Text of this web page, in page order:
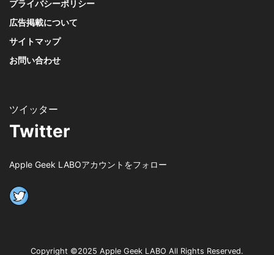
プライバシーポリシー
広告掲載について
サイトマップ
お問い合わせ
Twitter
Apple Geek LABOアカウントをフォロー
Copyright ©2025 Apple Geek LABO All Rights Reserved.